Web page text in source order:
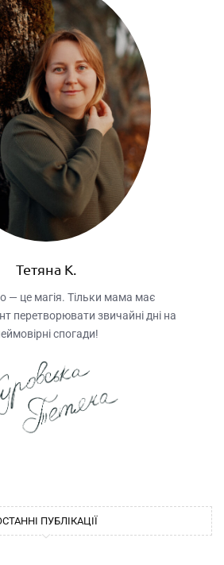
Тетяна К.
— це магія. Тільки мама має
перетворювати звичайні дні на
спогади!
ПУБЛІКАЦІЇ